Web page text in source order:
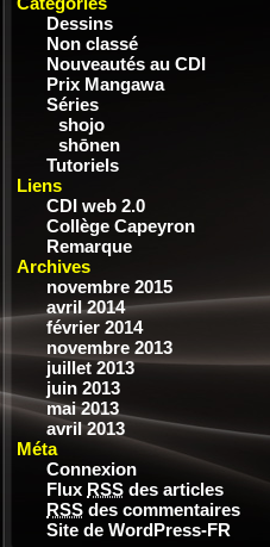
Dessins
Non classé
Nouveautés au CDI
Prix Mangawa
Séries
shojo
shōnen
Tutoriels
Liens
CDI web 2.0
Collège Capeyron
Remarque
Archives
novembre 2015
avril 2014
février 2014
novembre 2013
juillet 2013
juin 2013
mai 2013
avril 2013
Méta
Connexion
Flux RSS des articles
RSS des commentaires
Site de WordPress-FR